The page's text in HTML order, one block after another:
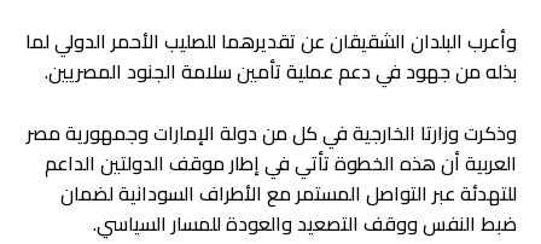
وأعرب البلدان الشقيقان عن تقديرهما للصليب الأحمر الدولي لما
بذله من جهود في دعم عملية تأمين سلامة الجنود المصريين.
وذكرت وزارتا الخارجية في كل من دولة الإمارات وجمهورية مصر
العربية أن هذه الخطوة تأتي في إطار موقف الدولتين الداعم
للتهدئة عبر التواصل المستمر مع الأطراف السودانية لضمان
ضبط النفس ووقف التصعيد والعودة للمسار السياسي.